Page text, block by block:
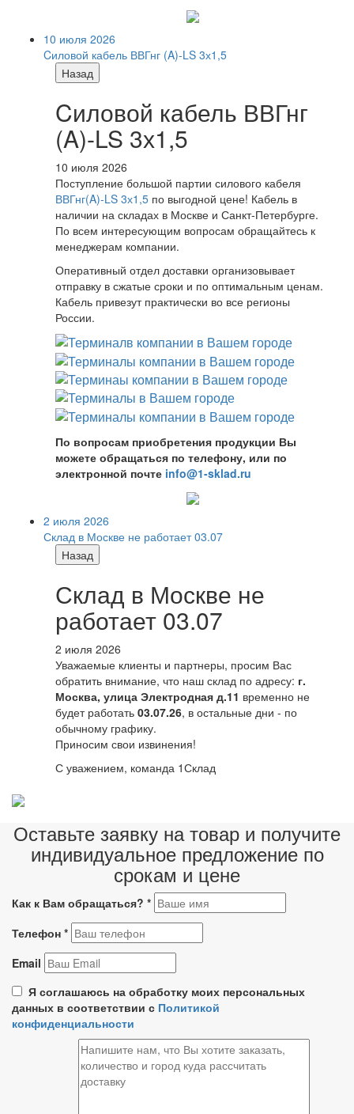
10 июля 2026
Cиловой кабель ВВГнг (A)-LS 3х1,5
Назад
Cиловой кабель ВВГнг
(A)-LS 3х1,5
10 июля 2026
Поступление большой партии силового кабеля
ВВГнг(A)-LS 3х1,5 по выгодной цене! Кабель в
наличии на складах в Москве и Санкт-Петербурге.
По всем интересующим вопросам обращайтесь к
менеджерам компании.
Оперативный отдел доставки организовывает
отправку в сжатые сроки и по оптимальным ценам.
Кабель привезут практически во все регионы
России.
По вопросам приобретения продукции Вы
можете обращаться по телефону, или по
электронной почте info@1-sklad.ru
2 июля 2026
Склад в Москве не работает 03.07
Назад
Склад в Москве не
работает 03.07
2 июля 2026
Уважаемые клиенты и партнеры, просим Вас
обратить внимание, что наш склад по адресу: г.
Москва, улица Электродная д.11 временно не
будет работать 03.07.26, в остальные дни - по
обычному графику.
Приносим свои извинения!
С уважением, команда 1Склад
Оставьте заявку на товар и получите
индивидуальное предложение по
срокам и цене
Как к Вам обращаться? *
Телефон *
Email
Я соглашаюсь на обработку моих персональных
данных в соответствии с Политикой
конфиденциальности